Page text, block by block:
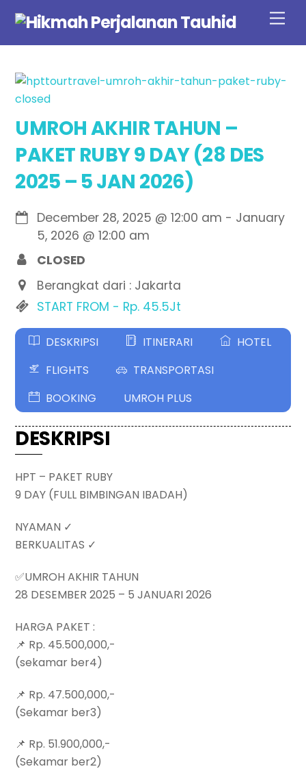
content
UMROH AKHIR TAHUN –
PAKET RUBY 9 DAY (28 DES
2025 – 5 JAN 2026)
December 28, 2025 @12:00 am - January
5, 2026 @12:00 am
CLOSED
Berangkat dari : Jakarta
START FROM - Rp. 45.5Jt
DESKRIPSI ITINERARI
HOTEL
FLIGHTS
TRANSPORTASI
BOOKING
UMROH PLUS
DESKRIPSI
HPT – PAKET RUBY
9 DAY (FULL BIMBINGAN IBADAH)
NYAMAN ✓
BERKUALITAS ✓
✅UMROH AKHIR TAHUN
28 DESEMBER 2025 – 5 JANUARI 2026
HARGA PAKET :
📌 Rp. 45.500,000,-
(sekamar ber4)
📌 Rp. 47.500,000,-
(Sekamar ber3)
📌 Rp. 51.900,000,-
(Sekamar ber2)